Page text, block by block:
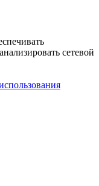
сетевой